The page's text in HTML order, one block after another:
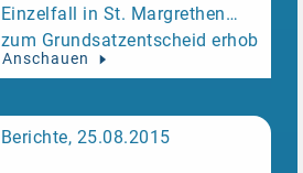
Einzelfall in St. Margrethen
zum Grundsatzentscheid erhob
Anschauen
Berichte, 25.08.2015